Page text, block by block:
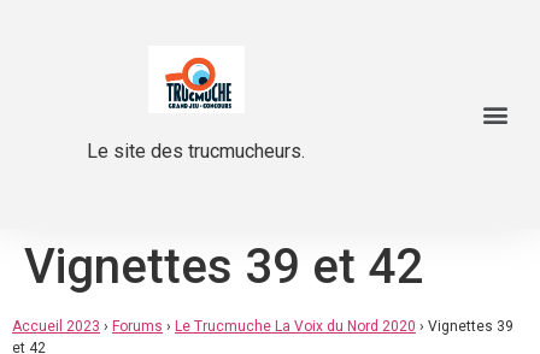
Le site des trucmucheurs.
Vignettes 39 et 42
Accueil 2023 › Forums › Le Trucmuche La Voix du Nord 2020 › Vignettes 39
et 42